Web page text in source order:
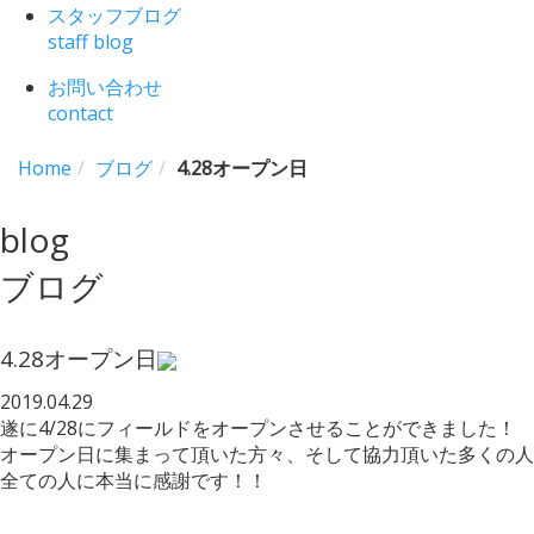
スタッフブログ
staff blog
お問い合わせ
contact
Home ブログ 4.28オープン日
blog
ブログ
4.28オープン日
2019.04.29
遂に4/28にフィールドをオープンさせることができました！
オープン日に集まって頂いた方々、そして協力頂いた多くの
全ての人に本当に感謝です！！